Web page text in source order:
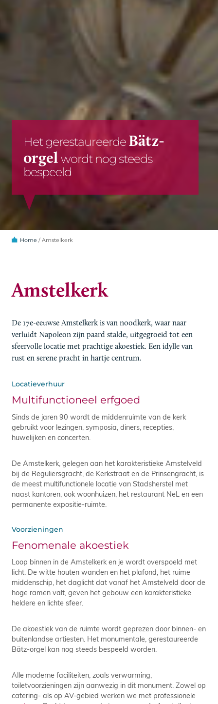
Volop ruimte voor
talentontwikkeling
Home /Amstelkerk
Amstelkerk
De 17e-eeuwse Amstelkerk is van noodkerk, waar naar
verluidt Napoleon zijn paard stalde, uitgegroeid tot een
sfeervolle locatie met prachtige akoestiek. Een idylle van
rust en serene pracht in hartje centrum.
Locatieverhuur
Multifunctioneel erfgoed
Sinds de jaren 90 wordt de middenruimte van de kerk
gebruikt voor lezingen, symposia, diners, recepties,
huwelijken en concerten.
De Amstelkerk, gelegen aan het karakteristieke Amstelveld
bij de Reguliersgracht, de Kerkstraat en de Prinsengracht, is
de meest multifunctionele locatie van Stadsherstel met
naast kantoren, ook woonhuizen, het restaurant NeL en een
permanente expositie-ruimte.
Voorzieningen
Fenomenale akoestiek
Loop binnen in de Amstelkerk en je wordt overspoeld met
licht. De witte houten wanden en het plafond, het ruime
middenschip, het daglicht dat vanaf het Amstelveld door de
hoge ramen valt, geven het gebouw een karakteristieke
heldere en lichte sfeer.
De akoestiek van de ruimte wordt geprezen door binnen- en
buitenlandse artiesten. Het monumentale, gerestaureerde
Bätz-orgel kan nog steeds bespeeld worden.
Alle moderne faciliteiten, zoals verwarming,
toiletvoorzieningen zijn aanwezig in dit monument. Zowel op
catering- als op AV-gebied werken we met professionele